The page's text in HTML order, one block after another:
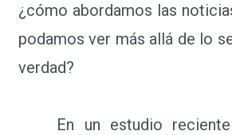
¿cómo abordamos las
podamos ver más allá de lo
verdad?
En un estudio reciente